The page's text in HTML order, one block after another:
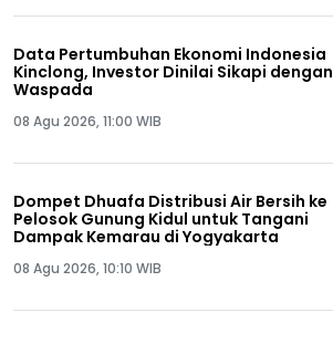
Data Pertumbuhan Ekonomi Indonesia
Kinclong, Investor Dinilai Sikapi dengan
Waspada
08 Agu 2026, 11:00 WIB
Dompet Dhuafa Distribusi Air Bersih ke
Pelosok Gunung Kidul untuk Tangani
Dampak Kemarau di Yogyakarta
08 Agu 2026, 10:10 WIB